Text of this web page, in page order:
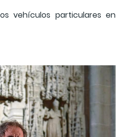
vehículos particulares en